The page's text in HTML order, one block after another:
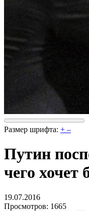
Размер шрифта: + –
Путин
чего хочет
19.07.2016
Просмотров: 1665